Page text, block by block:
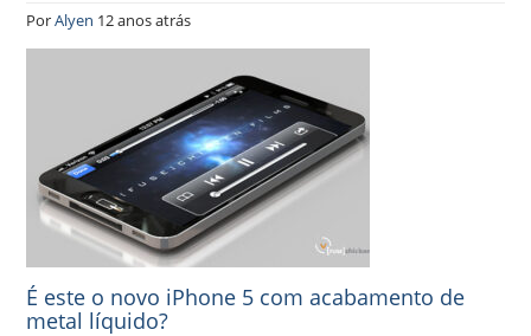
PorAlyen 12 anos atrás
É este o novo iPhone 5 com acabamento de
metal líquido?